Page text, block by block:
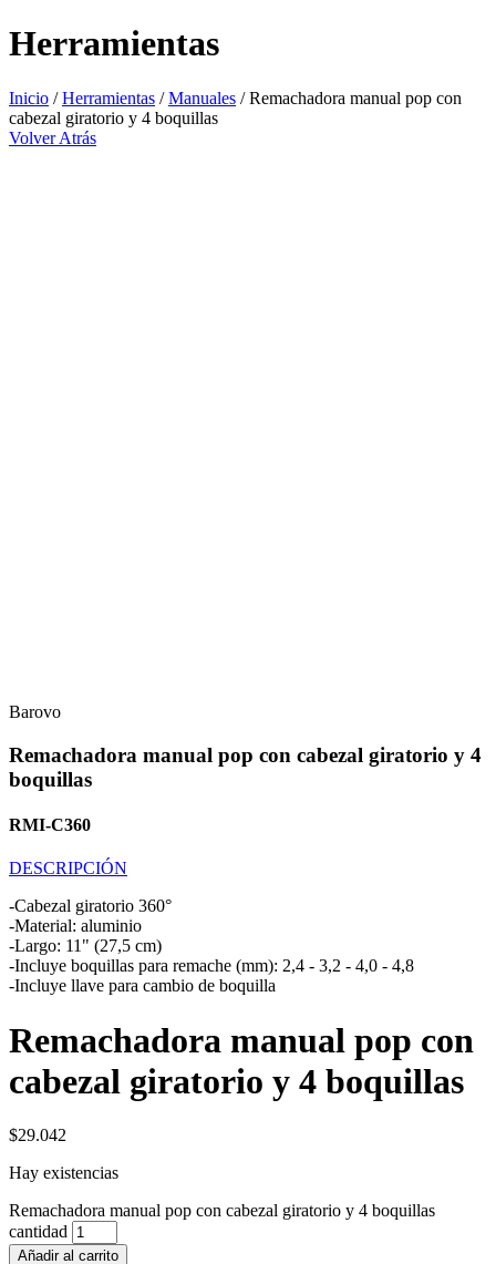
Herramientas
Inicio /Herramientas /Manuales / Remachadora manual pop con
cabezal giratorio y 4 boquillas
Volver Atrás
Barovo
Remachadora manual pop con cabezal giratorio y 4
boquillas
RMI-C360
DESCRIPCIÓN
-Cabezal giratorio 360°
-Material: aluminio
-Largo: 11" (27,5 cm)
-Incluye boquillas para remache (mm): 2,4 - 3,2 - 4,0 - 4,8
-Incluye llave para cambio de boquilla
Remachadora manual pop con
cabezal giratorio y 4 boquillas
$29.042
Hay existencias
Remachadora manual pop con cabezal giratorio y 4 boquillas
cantidad
Añadir al carrito